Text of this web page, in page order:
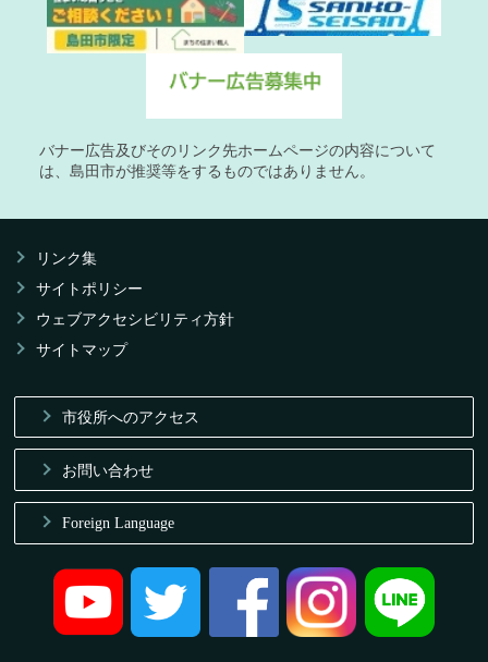
バナー広告及びそのリンク先ホームページの内容について
は、島田市が推奨等をするものではありません。
リンク集
サイトポリシー
ウェブアクセシビリティ方針
サイトマップ
市役所へのアクセス
お問い合わせ
Foreign Language